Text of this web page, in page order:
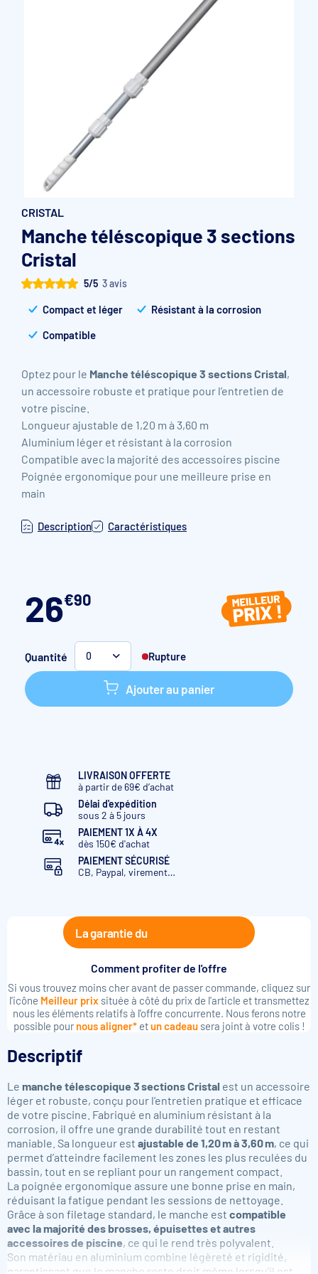
Accessoires et pièces détachées filtration
Pompe de filtration à vitesse variable
Vannes multivoies filtres à sable
Groupe de filtration sur palette
CRISTAL
Manche téléscopique 3 sections
Cristal
5/5 3 avis
Compact et léger
Résistant à la corrosion
Compatible
Optez pour le Manche téléscopique 3 sections Cristal,
un accessoire robuste et pratique pour l’entretien de
votre piscine.
Longueur ajustable de 1,20 m à 3,60 m
Aluminium léger et résistant à la corrosion
Compatible avec la majorité des accessoires piscine
Poignée ergonomique pour une meilleure prise en
main
Description Caractéristiques
26€90
Quantité 0 Rupture
Ajouter au panier
LIVRAISON OFFERTE
à partir de 69€ d’achat
Délai d'expédition
sous 2 à 5 jours
PAIEMENT 1X À 4X
dès 150€ d'achat
PAIEMENT SÉCURISÉ
CB, Paypal, virement…
La garantie du
Comment profiter de l'offre
Si vous trouvez moins cher avant de passer commande, cliquez sur
l'icône Meilleur prixsituée à côté du prix de l'article et transmettez
nous les éléments relatifs à l'offre concurrente. Nous ferons notre
possible pour nous aligner*etun cadeausera joint à votre colis !
Descriptif
Le manche télescopique 3 sections Cristal est un accessoire
léger et robuste, conçu pour l’entretien pratique et efficace
de votre piscine. Fabriqué en aluminium résistant à la
corrosion, il offre une grande durabilité tout en restant
maniable. Sa longueur est ajustable de 1,20 m à 3,60 m, ce qui
permet d’atteindre facilement les zones les plus reculées du
bassin, tout en se repliant pour un rangement compact.
La poignée ergonomique assure une bonne prise en main,
réduisant la fatigue pendant les sessions de nettoyage.
Grâce à son filetage standard, le manche est compatible
avec la majorité des brosses, épuisettes et autres
accessoires de piscine, ce qui le rend très polyvalent.
Son matériau en aluminium combine légèreté et rigidité,
garantissant que le manche reste droit même lorsqu’il est